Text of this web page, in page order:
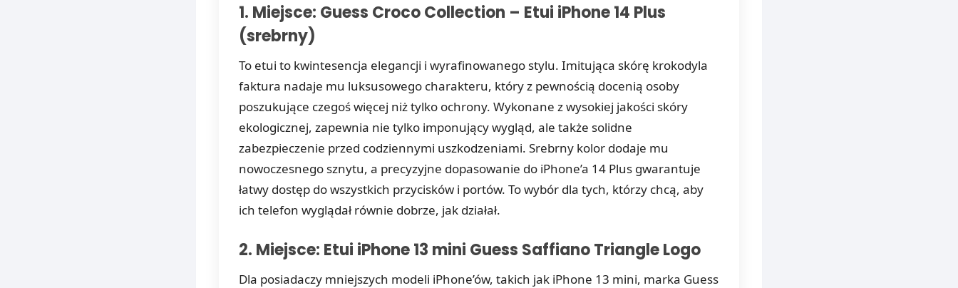
1. Miejsce: Guess Croco Collection – Etui iPhone 14 Plus
(srebrny)
To etui to kwintesencja elegancji i wyrafinowanego stylu. Imitująca skórę krokodyla
faktura nadaje mu luksusowego charakteru, który z pewnością docenią osoby
poszukujące czegoś więcej niż tylko ochrony. Wykonane z wysokiej jakości skóry
ekologicznej, zapewnia nie tylko imponujący wygląd, ale także solidne
zabezpieczenie przed codziennymi uszkodzeniami. Srebrny kolor dodaje mu
nowoczesnego sznytu, a precyzyjne dopasowanie do iPhone’a 14 Plus gwarantuje
łatwy dostęp do wszystkich przycisków i portów. To wybór dla tych, którzy chcą, aby
ich telefon wyglądał równie dobrze, jak działał.
2. Miejsce: Etui iPhone 13 mini Guess Saffiano Triangle Logo
Dla posiadaczy mniejszych modeli iPhone’ów, takich jak iPhone 13 mini, marka Guess